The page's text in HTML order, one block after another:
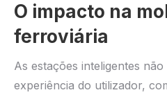
O impacto na
ferroviária
As estações inteligentes
experiência do utilizador,